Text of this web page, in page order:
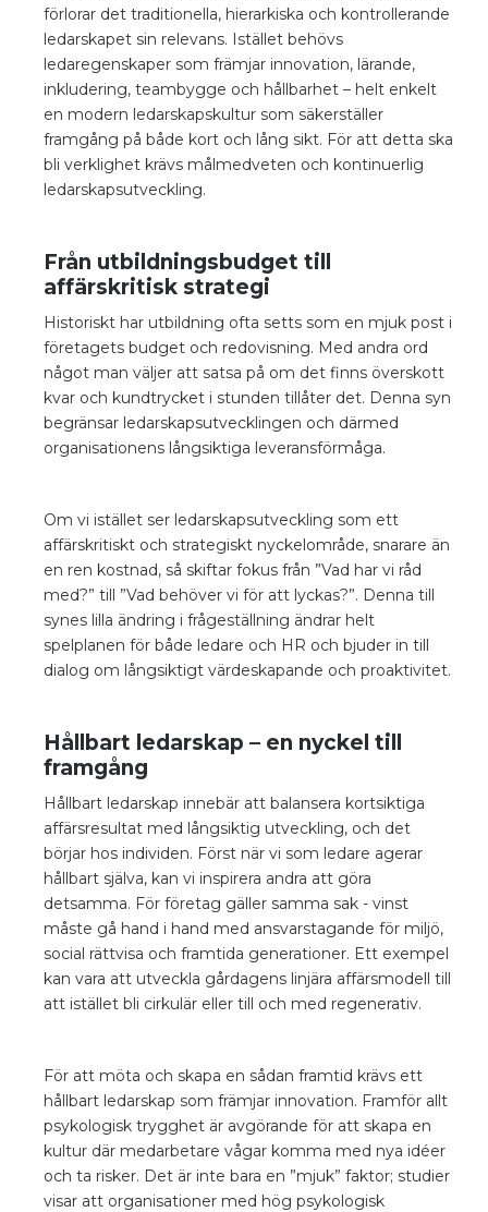
förlorar det traditionella, hierarkiska och kontrollerande
ledarskapet sin relevans. Istället behövs
ledaregenskaper som främjar innovation, lärande,
inkludering, teambygge och hållbarhet – helt enkelt
en modern ledarskapskultur som säkerställer
framgång på både kort och lång sikt. För att detta ska
bli verklighet krävs målmedveten och kontinuerlig
ledarskapsutveckling.
Från utbildningsbudget till
affärskritisk strategi
Historiskt har utbildning ofta setts som en mjuk post i
företagets budget och redovisning. Med andra ord
något man väljer att satsa på om det finns överskott
kvar och kundtrycket i stunden tillåter det. Denna syn
begränsar ledarskapsutvecklingen och därmed
organisationens långsiktiga leveransförmåga.
Om vi istället ser ledarskapsutveckling som ett
affärskritiskt och strategiskt nyckelområde, snarare än
en ren kostnad, så skiftar fokus från ”Vad har vi råd
med?” till ”Vad behöver vi för att lyckas?”. Denna till
synes lilla ändring i frågeställning ändrar helt
spelplanen för både ledare och HR och bjuder in till
dialog om långsiktigt värdeskapande och proaktivitet.
Hållbart ledarskap – en nyckel till
framgång
Hållbart ledarskap innebär att balansera kortsiktiga
affärsresultat med långsiktig utveckling, och det
börjar hos individen. Först när vi som ledare agerar
hållbart själva, kan vi inspirera andra att göra
detsamma. För företag gäller samma sak - vinst
måste gå hand i hand med ansvarstagande för miljö,
social rättvisa och framtida generationer. Ett exempel
kan vara att utveckla gårdagens linjära affärsmodell till
att istället bli cirkulär eller till och med regenerativ.
För att möta och skapa en sådan framtid krävs ett
hållbart ledarskap som främjar innovation. Framför allt
psykologisk trygghet är avgörande för att skapa en
kultur där medarbetare vågar komma med nya idéer
och ta risker. Det är inte bara en ”mjuk” faktor; studier
visar att organisationer med hög psykologisk